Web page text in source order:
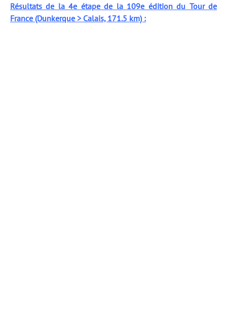
Résultats de la 4e étape de la 109e édition du Tour de
France (Dunkerque > Calais, 171.5 km) :